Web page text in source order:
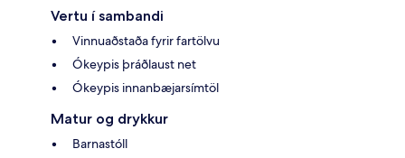
Vertu í sambandi
Vinnuaðstaða fyrir fartölvu
Ókeypis þráðlaust net
Ókeypis innanbæjarsímtöl
Matur og drykkur
Barnastóll